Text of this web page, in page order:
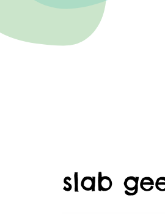
slab